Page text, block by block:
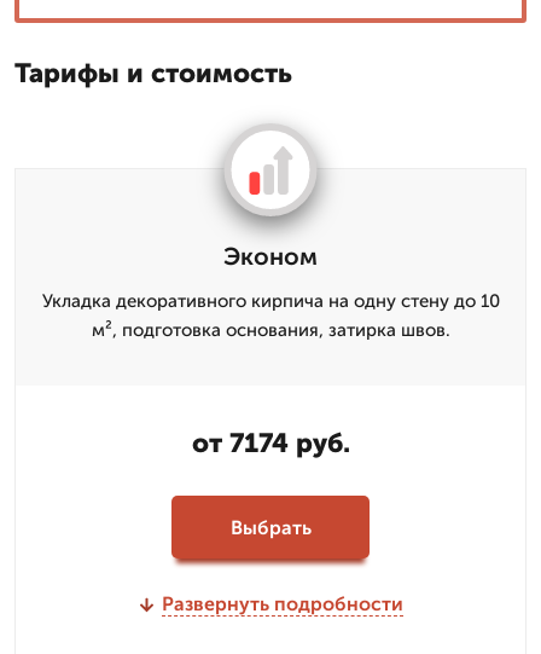
Тарифы и стоимость
Эконом
Укладка декоративного кирпича на одну стену до 10
м², подготовка основания, затирка швов.
от 7174 руб.
Выбрать
Развернуть подробности